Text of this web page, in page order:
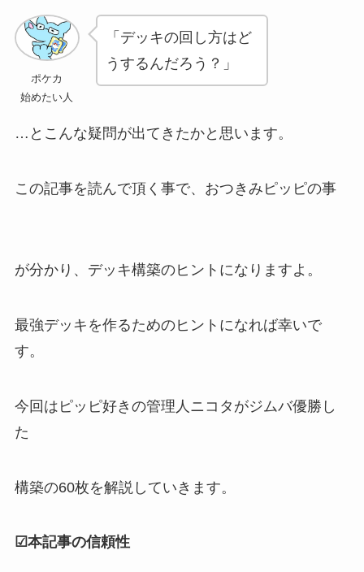
ポケカ
始めたい人
「デッキの回し方はど
うするんだろう？」
…とこんな疑問が出てきたかと思います。
この記事を読んで頂く事で、おつきみピッピの事
が分かり、デッキ構築のヒントになりますよ。
最強デッキを作るためのヒントになれば幸いで
す。
今回はピッピ好きの管理人ニコタがジムバ優勝し
た
構築の60枚を解説していきます。
☑本記事の信頼性